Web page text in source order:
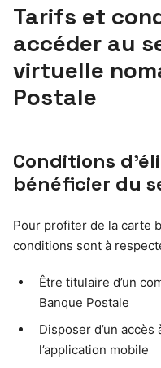
Tarifs et
accéder au
virtuelle
Postale
Conditions
bénéficier du
Pour profiter de la carte
conditions sont à
Être titulaire d’un
Banque Postale
Disposer d’un
l’application mobile